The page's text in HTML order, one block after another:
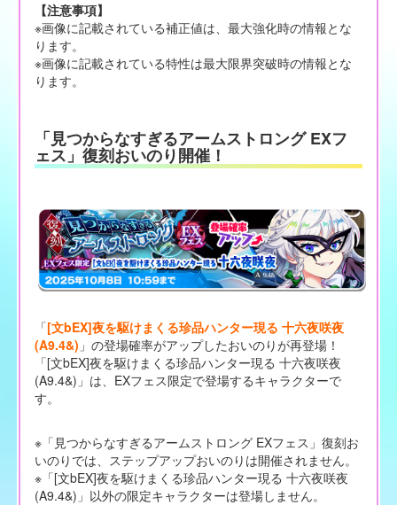
【注意事項】
※画像に記載されている補正値は、最大強化時の情報とな
ります。
※画像に記載されている特性は最大限界突破時の情報とな
ります。
「見つからなすぎるアームストロング EXフ
ェス」復刻おいのり開催！
「[文bEX]夜を駆けまくる珍品ハンター現る 十六夜咲夜
(A9.4&) 」の登場確率がアップしたおいのりが再登場！
「[文bEX]夜を駆けまくる珍品ハンター現る 十六夜咲夜
(A9.4&)」は、EXフェス限定で登場するキャラクターで
す。
※「見つからなすぎるアームストロング EXフェス」復刻お
いのりでは、ステップアップおいのりは開催されません。
※「[文bEX]夜を駆けまくる珍品ハンター現る 十六夜咲夜
(A9.4&)」以外の限定キャラクターは登場しません。